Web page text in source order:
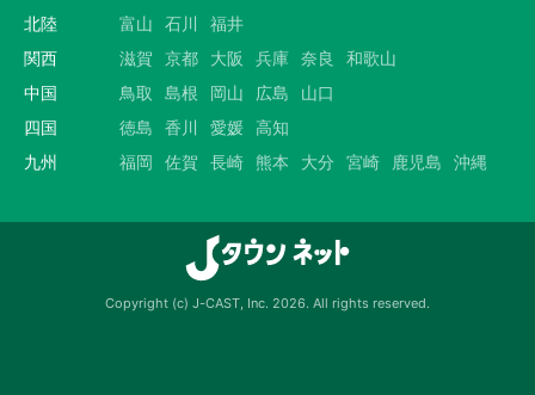
北陸
富山 石川
福井
関西
滋賀 京都 大阪 兵庫 奈良
和歌山
中国
鳥取 島根 岡山 広島
山口
四国
徳島 香川 愛媛 高知
九州
福岡 佐賀 長崎 熊本 大分 宮崎 鹿児島 沖縄
Copyright (c) J-CAST, Inc. 2026. All rights reserved.